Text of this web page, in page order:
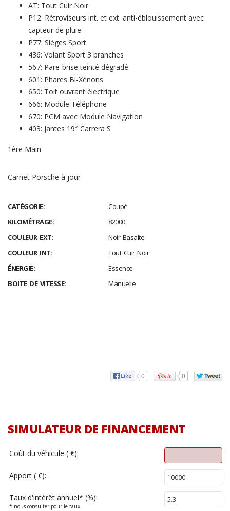
AT: Tout Cuir Noir
P12: Rétroviseurs int. et ext. anti-éblouissement avec
capteur de pluie
P77: Sièges Sport
436: Volant Sport 3 branches
567: Pare-brise teinté dégradé
601: Phares Bi-Xénons
650: Toit ouvrant électrique
666: Module Téléphone
670: PCM avec Module Navigation
403: Jantes 19″ Carrera S
1ère Main
Carnet Porsche à jour
CATÉGORIE:
Coupé
KILOMÉTRAGE:
82000
COULEUR EXT:
Noir Basalte
COULEUR INT:
Tout Cuir Noir
ÉNERGIE:
Essence
BOITE DE VITESSE:
Manuelle
0 0
SIMULATEUR DE FINANCEMENT
Coût du véhicule ( €):
Apport ( €):
Taux d'intérêt annuel* (%):
* nous consulter pour le taux